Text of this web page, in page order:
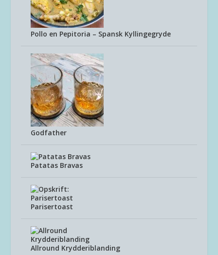
Pollo en Pepitoria – Spansk Kyllingegryde
Godfather
Patatas Bravas
Parisertoast
Allround Krydderiblanding